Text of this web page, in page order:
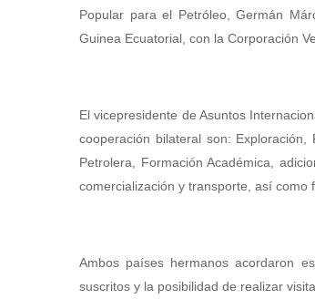
Popular para el Petróleo, Germán
Guinea Ecuatorial, con la Corporación
El vicepresidente de Asuntos
cooperación bilateral son:
Petrolera, Formación Académica,
comercialización y transporte, así como
Ambos países hermanos acordaron
suscritos y la posibilidad de realizar